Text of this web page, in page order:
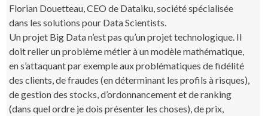
Florian Douetteau, CEO de Dataiku, société spécialisée
dans les solutions pour Data Scientists.
Un projet Big Data n’est pas qu’un projet technologique. Il
doit relier un problème métier à un modèle mathématique,
en s’attaquant par exemple aux problématiques de fidélité
des clients, de fraudes (en déterminant les profils à risques),
de gestion des stocks, d’ordonnancement et de ranking
(dans quel ordre je dois présenter les choses), de prix,